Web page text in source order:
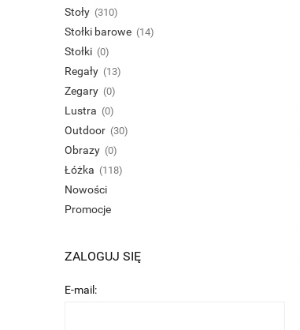
Stoły (310)
Stołki barowe (14)
Stołki (0)
Regały (13)
Zegary (0)
Lustra (0)
Outdoor (30)
Obrazy (0)
Łóżka (118)
Nowości
Promocje
ZALOGUJ SIĘ
E-mail: